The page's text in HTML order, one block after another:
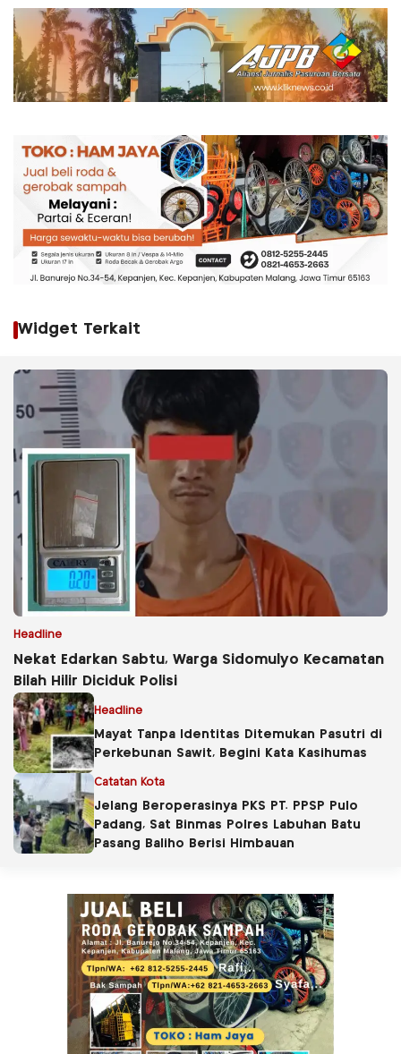
Widget Terkait
Headline
Nekat Edarkan Sabtu, Warga Sidomulyo Kecamatan
Bilah Hilir Diciduk Polisi
Headline
Mayat Tanpa Identitas Ditemukan Pasutri di
Perkebunan Sawit, Begini Kata Kasihumas
Catatan Kota
Jelang Beroperasinya PKS PT. PPSP Pulo
Padang, Sat Binmas Polres Labuhan Batu
Pasang Baliho Berisi Himbauan